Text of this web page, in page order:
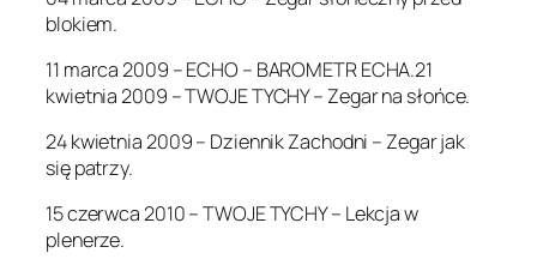
blokiem.
11 marca 2009 – ECHO – BAROMETR ECHA.21
kwietnia 2009 – TWOJE TYCHY – Zegar na słońce.
24 kwietnia 2009 – Dziennik Zachodni – Zegar jak
się patrzy.
15 czerwca 2010 – TWOJE TYCHY – Lekcja w
plenerze.